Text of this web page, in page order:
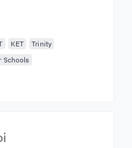
KET
Trinity
Schools